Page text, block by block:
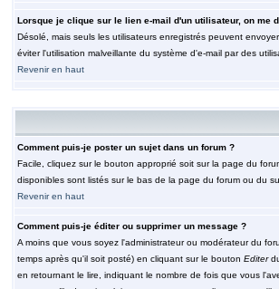
Lorsque je clique sur le lien e-mail d'un utilisateur, on me
Désolé, mais seuls les utilisateurs enregistrés peuvent
éviter l'utilisation malveillante du système d'e-mail par des
Revenir en haut
Comment puis-je poster un sujet dans un forum ?
Facile, cliquez sur le bouton approprié soit sur la page du
disponibles sont listés sur le bas de la page du forum ou du
Revenir en haut
Comment puis-je éditer ou supprimer un message ?
A moins que vous soyez l'administrateur ou modérateur du
temps après qu'il soit posté) en cliquant sur le bouton Editer
en retournant le lire, indiquant le nombre de fois que vous